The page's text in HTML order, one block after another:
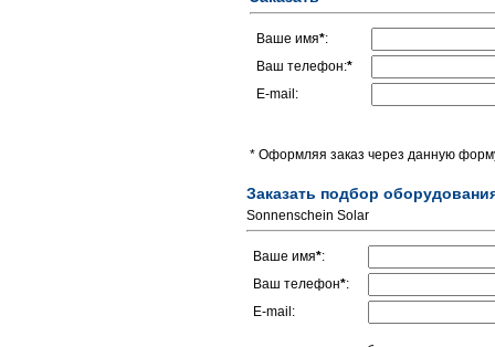
Ваше имя*:
Ваш телефон:*
E-mail:
* Оформляя заказ через данную
Заказать подбор
Sonnenschein Solar
Ваше имя*:
Ваш телефон*:
E-mail: